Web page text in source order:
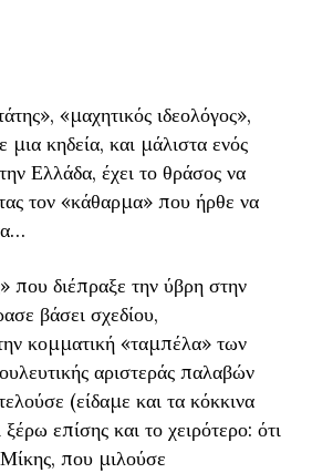
«μαχητικός ιδεολόγος»,
μια κηδεία, και μάλιστα ενός
Ελλάδα, έχει το θράσος να
τον «κάθαρμα» που ήρθε να
που διέπραξε την ύβρη στην
βάσει σχεδίου,
κομματική «ταμπέλα» των
αριστεράς παλαβών
(είδαμε και τα κόκκινα
επίσης και το χειρότερο: ότι
που μιλούσε